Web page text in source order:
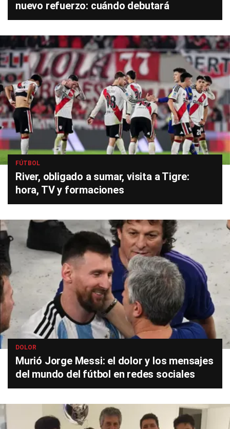
nuevo refuerzo: cuándo debutará
FÚTBOL
River, obligado a sumar, visita a Tigre:
hora, TV y formaciones
DOLOR
Murió Jorge Messi: el dolor y los mensajes
del mundo del fútbol en redes sociales